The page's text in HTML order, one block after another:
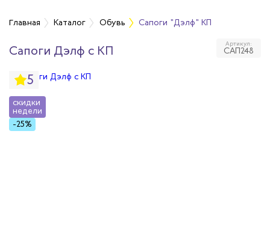
обувь
Главная Каталог Обувь Сапоги "Дэлф" КП
скидки
недели
-25%
Сапоги Дэлф с КП Артикул:
САП248
5